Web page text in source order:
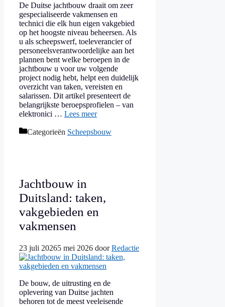
De Duitse jachtbouw draait om zeer
gespecialiseerde vakmensen en
technici die elk hun eigen vakgebied
op het hoogste niveau beheersen. Als
u als scheepswerf, toeleverancier of
personeelsverantwoordelijke aan het
plannen bent welke beroepen in de
jachtbouw u voor uw volgende
project nodig hebt, helpt een duidelijk
overzicht van taken, vereisten en
salarissen. Dit artikel presenteert de
belangrijkste beroepsprofielen – van
elektronici … Lees meer
Categorieën Scheepsbouw
Jachtbouw in
Duitsland: taken,
vakgebieden en
vakmensen
23 juli 20265 mei 2026 doorRedactie
De bouw, de uitrusting en de
oplevering van Duitse jachten
behoren tot de meest veeleisende